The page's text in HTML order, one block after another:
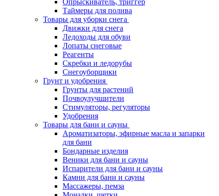
Таймеры для полива
Товары для уборки снега
Движки для снега
Ледоходы для обуви
Лопаты снеговые
Реагенты
Скребки и ледорубы
Снегоуборщики
Грунт и удобрения
Грунты для растений
Почвоулучшители
Стимуляторы, регуляторы
Удобрения
Товары для бани и сауны
Ароматизаторы, эфирные масла и запарки
для бани
Бондарные изделия
Веники для бани и сауны
Испарители для бани и сауны
Камни для бани и сауны
Массажеры, пемза